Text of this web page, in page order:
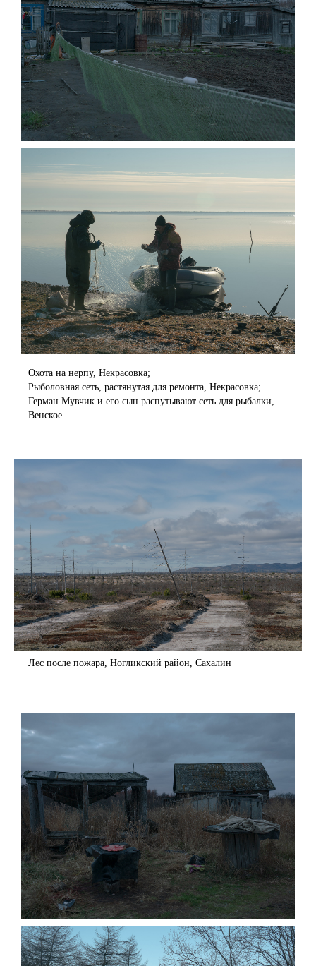
Охота на нерпу, Некрасовка;
Рыболовная сеть, растянутая для ремонта, Некрасовка;
Герман Мувчик и его сын распутывают сеть для рыбалки,
Венское
Лес после пожара, Ногликский район, Сахалин